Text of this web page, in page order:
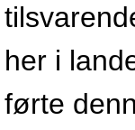
her i
førte